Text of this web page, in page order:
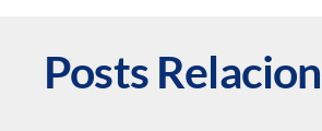
Posts